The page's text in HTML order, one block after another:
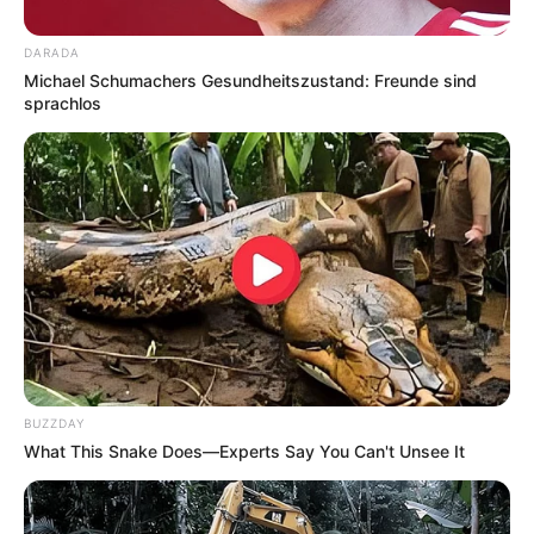
Sehenswürdigkeiten und Ausflugsziele in der Eifel:
Monschau
Fachwerkhäusern und barocken
Wohnhäusern gehört die im
wildromantischen Tal der Rur liegende Kleinstadt zu den
beliebtesten Touristenzielen in der Eifel. Monschau besitzt
über 200 Baudenkmäler und mehrere kulturhistorisch
wertvolle Museen, wie dasRote Hausmit seiner komplett
erhaltenen Inneneinrichtung, weshalb die Stadt zurecht
als Perle der Eifel bezeichnet wird.
Wie keine weitere Stadt des Rheinlandes,
mittelalterliches Stadtzentrum, das
DARADA
Michael Schumachers Gesundheitszustand: Freunde sind
sprachlos
BUZZDAY
What This Snake Does—Experts Say You Can't Unsee It